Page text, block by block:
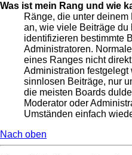
Was ist mein Rang und wie
Ränge, die unter
an, wie viele Beiträge du
identifizieren bestimmte
Administratoren.
eines Ranges nicht
Administration
sinnlosen Beiträge, nur
die meisten Boards
Moderator oder
Umständen einfach
Nach oben